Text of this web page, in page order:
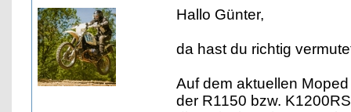
Hallo Günter,
da hast du richtig
Auf dem aktuellen
der R1150 bzw.